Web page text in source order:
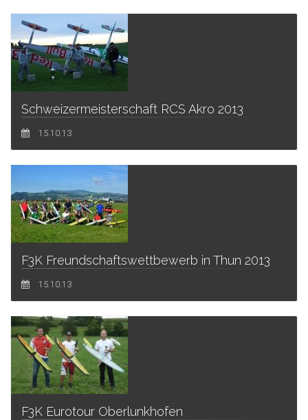
Schweizermeisterschaft RCS Akro 2013
15.10.13
F3K Freundschaftswettbewerb in Thun 2013
15.10.13
F3K Eurotour Oberlunkhofen